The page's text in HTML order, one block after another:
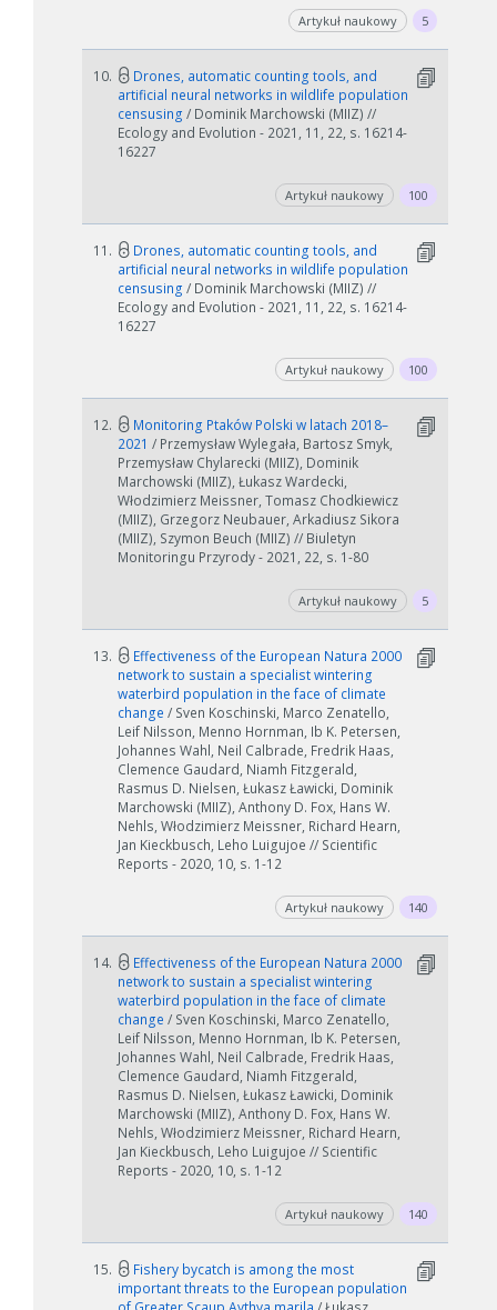
Artykuł naukowy 5
10.
Drones, automatic counting tools, and
artificial neural networks in wildlife population
censusing / Dominik Marchowski (MIIZ) //
Ecology and Evolution - 2021, 11, 22, s. 16214-
16227
Artykuł naukowy 100
11.
Drones, automatic counting tools, and
artificial neural networks in wildlife population
censusing / Dominik Marchowski (MIIZ) //
Ecology and Evolution - 2021, 11, 22, s. 16214-
16227
Artykuł naukowy 100
12.
Monitoring Ptaków Polski w latach 2018–
2021 / Przemysław Wylegała, Bartosz Smyk,
Przemysław Chylarecki (MIIZ), Dominik
Marchowski (MIIZ), Łukasz Wardecki,
Włodzimierz Meissner, Tomasz Chodkiewicz
(MIIZ), Grzegorz Neubauer, Arkadiusz Sikora
(MIIZ), Szymon Beuch (MIIZ) // Biuletyn
Monitoringu Przyrody - 2021, 22, s. 1-80
Artykuł naukowy 5
13.
Effectiveness of the European Natura 2000
network to sustain a specialist wintering
waterbird population in the face of climate
change / Sven Koschinski, Marco Zenatello,
Leif Nilsson, Menno Hornman, Ib K. Petersen,
Johannes Wahl, Neil Calbrade, Fredrik Haas,
Clemence Gaudard, Niamh Fitzgerald,
Rasmus D. Nielsen, Łukasz Ławicki, Dominik
Marchowski (MIIZ), Anthony D. Fox, Hans W.
Nehls, Włodzimierz Meissner, Richard Hearn,
Jan Kieckbusch, Leho Luigujoe // Scientific
Reports - 2020, 10, s. 1-12
Artykuł naukowy 140
14.
Effectiveness of the European Natura 2000
network to sustain a specialist wintering
waterbird population in the face of climate
change / Sven Koschinski, Marco Zenatello,
Leif Nilsson, Menno Hornman, Ib K. Petersen,
Johannes Wahl, Neil Calbrade, Fredrik Haas,
Clemence Gaudard, Niamh Fitzgerald,
Rasmus D. Nielsen, Łukasz Ławicki, Dominik
Marchowski (MIIZ), Anthony D. Fox, Hans W.
Nehls, Włodzimierz Meissner, Richard Hearn,
Jan Kieckbusch, Leho Luigujoe // Scientific
Reports - 2020, 10, s. 1-12
Artykuł naukowy 140
15.
Fishery bycatch is among the most
important threats to the European population